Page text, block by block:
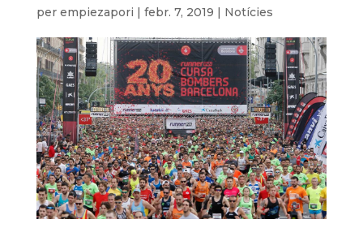
per empiezapori | febr. 7, 2019 | Notícies